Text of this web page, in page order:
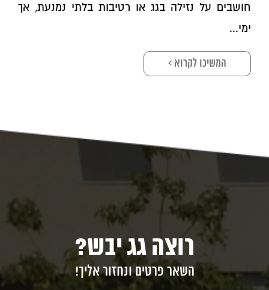
חושבים על נזילה בגג או רטיבות בלתי נמנעת, אך
ימי...
המשיכו לקרוא >
רוצה גג יבש?
השאר פרטים ונחזור אליך!